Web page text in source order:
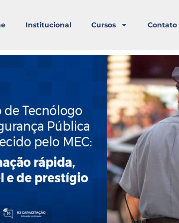
Institucional Cursos Contato